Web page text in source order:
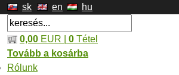
sk en hu
0,00 EUR | 0 Tétel
Tovább a kosárba
Rólunk